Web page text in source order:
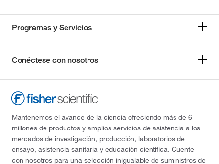
Programas y Servicios
Conéctese con nosotros
Mantenemos el avance de la ciencia ofreciendo más de 6
millones de productos y amplios servicios de asistencia a los
mercados de investigación, producción, laboratorios de
ensayo, asistencia sanitaria y educación científica. Cuente
con nosotros para una selección inigualable de suministros de